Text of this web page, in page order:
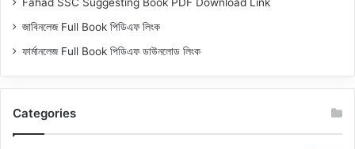
জাবিনলেজ Full Book পিডিএফ লিংক
ফার্মানলেজ Full Book পিডিএফ ডাউনলোড লিংক
Categories